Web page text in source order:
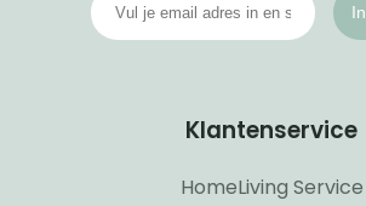
Klantenservice
HomeLiving Service